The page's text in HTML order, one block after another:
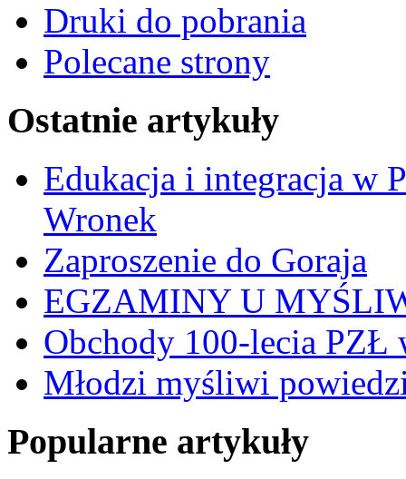
Druki do pobrania
Polecane strony
Ostatnie artykuły
Edukacja i integracja w
Wronek
Zaproszenie do Goraja
EGZAMINY U
Obchody 100-lecia PZŁ
Młodzi myśliwi
Popularne artykuły